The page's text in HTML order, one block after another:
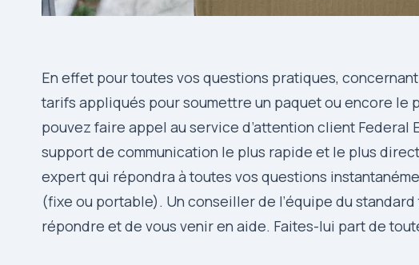
En effet pour toutes vos questions pratiques,
tarifs appliqués pour soumettre un paquet ou encore le
pouvez faire appel au service d’attention client
support de communication le plus rapide et le plus
expert qui répondra à toutes vos questions
(fixe ou portable). Un conseiller de l’équipe du
répondre et de vous venir en aide. Faites-lui part de